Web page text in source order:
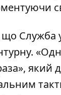
Служба
який